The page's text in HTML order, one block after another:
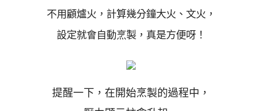
不用顧爐火，計算幾分鐘大火、文火，
設定就會自動烹製，真是方便呀！
提醒一下，在開始烹製的過程中，